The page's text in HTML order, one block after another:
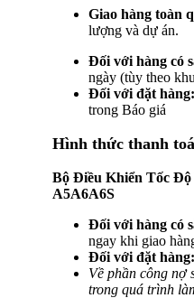
Giao hàng toàn
lượng và dự án.
Đối với hàng có
ngày (tùy theo
Đối với đặt hàng:
trong Báo giá
Hình thức thanh
Bộ Điều Khiển Tốc Độ
A5A6A6S
Đối với hàng có
ngay khi giao
Đối với đặt hàng:
Về phần công nợ
trong quá trình